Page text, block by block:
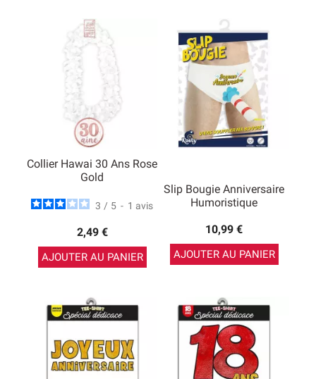
Collier Hawai 30 Ans Rose
Gold
3 / 5 - 1 avis
2,49 €
AJOUTER AU PANIER
Slip Bougie Anniversaire
Humoristique
10,99 €
AJOUTER AU PANIER